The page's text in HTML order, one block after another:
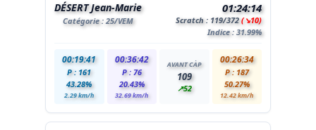
DÉSERT Jean-Marie
Catégorie :25/VEM
01:24:14
Scratch : 119/372(↘10)
Indice : 31.99%
00:19:41
P : 161
43.28%
2.29 km/h
00:36:42
P : 76
20.43%
32.69 km/h
AVANT CÀP
109
↗52
00:26:34
P : 187
50.27%
12.42 km/h